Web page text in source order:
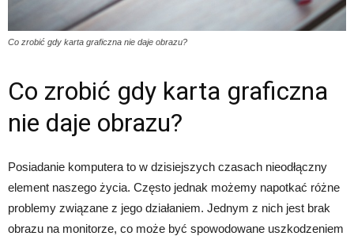
Co zrobić gdy karta graficzna nie daje obrazu?
Co zrobić gdy karta graficzna
nie daje obrazu?
Posiadanie komputera to w dzisiejszych czasach nieodłączny
element naszego życia. Często jednak możemy napotkać różne
problemy związane z jego działaniem. Jednym z nich jest brak
obrazu na monitorze, co może być spowodowane uszkodzeniem